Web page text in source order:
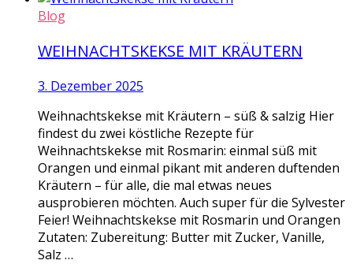
Blog
WEIHNACHTSKEKSE MIT KRÄUTERN
3. Dezember 2025
Weihnachtskekse mit Kräutern – süß & salzig Hier
findest du zwei köstliche Rezepte für
Weihnachtskekse mit Rosmarin: einmal süß mit
Orangen und einmal pikant mit anderen duftenden
Kräutern – für alle, die mal etwas neues
ausprobieren möchten. Auch super für die Sylvester
Feier! Weihnachtskekse mit Rosmarin und Orangen
Zutaten: Zubereitung: Butter mit Zucker, Vanille,
Salz …